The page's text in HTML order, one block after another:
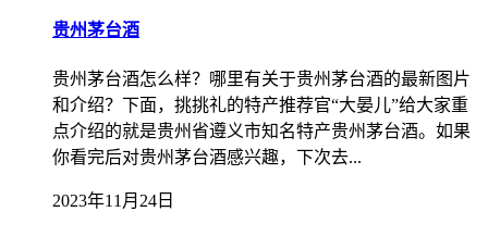
贵州茅台酒
贵州茅台酒怎么样？哪里有关于贵州茅台酒的最新图片
和介绍？下面，挑挑礼的特产推荐官“大晏儿”给大家重
点介绍的就是贵州省遵义市知名特产贵州茅台酒。如果
你看完后对贵州茅台酒感兴趣，下次去...
2023年11月24日